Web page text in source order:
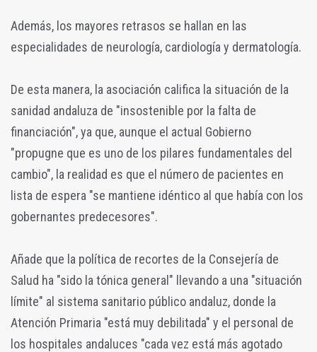
Además, los mayores retrasos se hallan en las
especialidades de neurología, cardiología y dermatología.
De esta manera, la asociación califica la situación de la
sanidad andaluza de "insostenible por la falta de
financiación", ya que, aunque el actual Gobierno
"propugne que es uno de los pilares fundamentales del
cambio", la realidad es que el número de pacientes en
lista de espera "se mantiene idéntico al que había con los
gobernantes predecesores".
Añade que la política de recortes de la Consejería de
Salud ha "sido la tónica general" llevando a una "situación
límite" al sistema sanitario público andaluz, donde la
Atención Primaria "está muy debilitada" y el personal de
los hospitales andaluces "cada vez está más agotado